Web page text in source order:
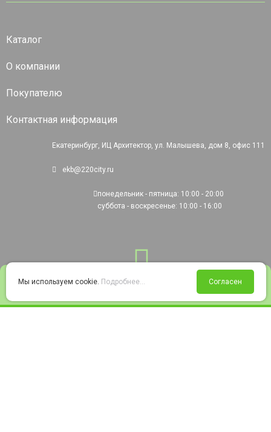
Войти Избранное Корзина
Каталог
О компании
Покупателю
Контактная информация
Екатеринбург, ИЦ Архитектор, ул. Малышева, дом 8, офис 111
ekb@220city.ru
понедельник - пятница: 10:00 - 20:00
суббота - воскресенье: 10:00 - 16:00
Мы используем cookie. Подробнее... Согласен